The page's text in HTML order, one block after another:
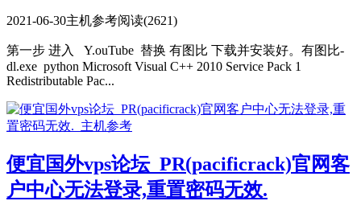
2021-06-30主机参考阅读(2621)
第一步 进入 Y.ouTube 替换 有图比 下载并安装好。有图比-
dl.exe python Microsoft Visual C++ 2010 Service Pack 1
Redistributable Pac...
便宜国外vps论坛_PR(pacificrack)官网客
户中心无法登录,重置密码无效.